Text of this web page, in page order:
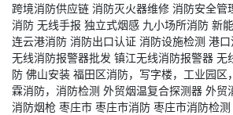
跨境消防供应链 消防灭火器维修 消防安全管
消防 无线手报 独立式烟感 九小场所消防 新
连云港消防 消防出口认证 消防设施检测 港
无线消防报警器批发 镇江无线消防报警器 无
防 佛山安装 福田区消防，写字楼，工业园区
霖消防，消防检测 外贸烟温复合探测器 外贸
消防烟枪 枣庄市 枣庄市消防 枣庄市消防检测